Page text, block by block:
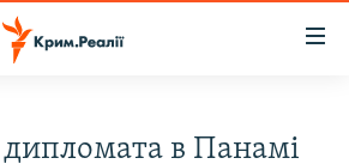
дипломата в Панамі